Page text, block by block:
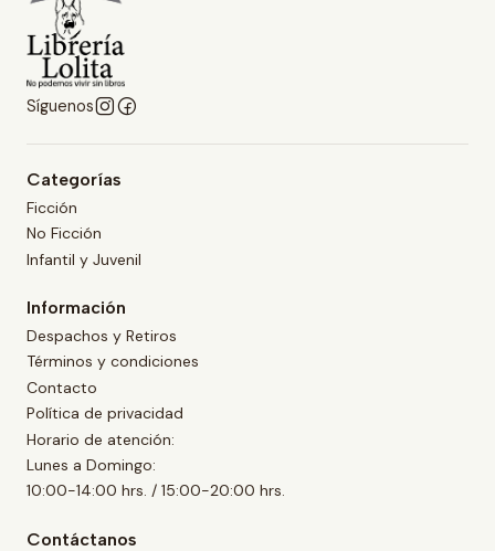
Síguenos
Categorías
Ficción
No Ficción
Infantil y Juvenil
Información
Despachos y Retiros
Términos y condiciones
Contacto
Política de privacidad
Horario de atención:
Lunes a Domingo:
10:00-14:00 hrs. / 15:00-20:00 hrs.
Contáctanos